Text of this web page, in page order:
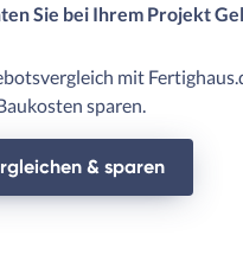
Sie bei Ihrem Projekt
mit
sparen.
& sparen